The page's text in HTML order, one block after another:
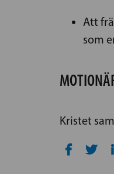
Att
som
Kristet